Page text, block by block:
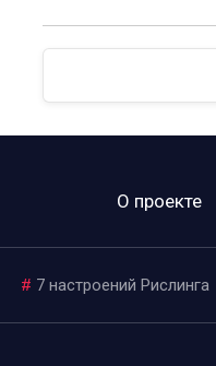
О проекте
# 7 настроений Рислинга